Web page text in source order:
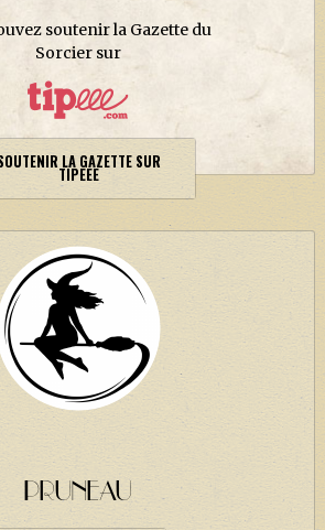
soutenir la Gazette du
Sorcier sur
LA GAZETTE SUR
TIPEEE
PRUNEAU